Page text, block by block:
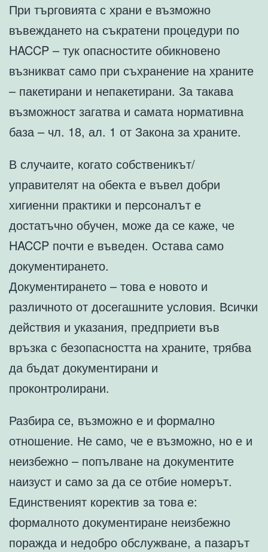
При търговията с храни е възможно
въвеждането на съкратени процедури по
HACCP – тук опасностите обикновено
възникват само при съхранение на храните
– пакетирани и непакетирани. За такава
възможност загатва и самата нормативна
база – чл. 18, ал. 1 от Закона за храните.
В случаите, когато собственикът/
управителят на обекта е въвел добри
хигиенни практики и персоналът е
достатъчно обучен, може да се каже, че
HACCP почти е въведен. Остава само
документирането.
Документирането – това е новото и
различното от досегашните условия. Всички
действия и указания, предприети във
връзка с безопасността на храните, трябва
да бъдат документирани и
проконтролирани.
Разбира се, възможно е и формално
отношение. Не само, че е възможно, но е и
неизбежно – попълване на документите
наизуст и само за да се отбие номерът.
Единственият коректив за това е:
формалното документиране неизбежно
поражда и недобро обслужване, а пазарът